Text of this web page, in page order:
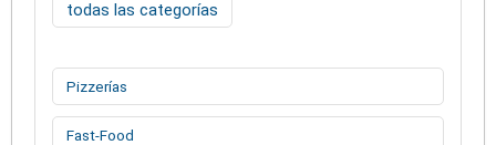
todas las categorías
Pizzerías
Fast-Food